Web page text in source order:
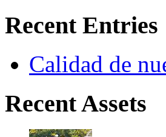
Recent Entries
Calidad de
Recent Assets